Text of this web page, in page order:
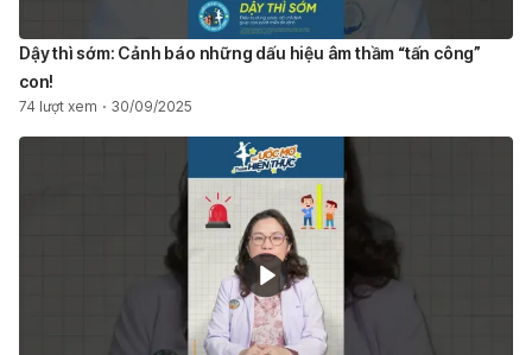
Dậy thì sớm: Cảnh báo những dấu hiệu âm thầm “tấn công”
con!
74 lượt xem 30/09/2025